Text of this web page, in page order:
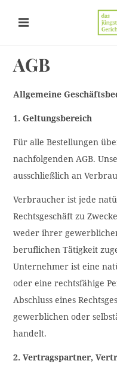
AGB
Allgemeine
1. Geltungsbereich
Für alle Bestellungen
nachfolgenden AGB.
ausschließlich an
Verbraucher ist jede
Rechtsgeschäft zu
weder ihrer
beruflichen Tätigkeit
Unternehmer ist eine
oder eine rechtsfähige
Abschluss eines
gewerblichen oder
handelt.
2. Vertragspartner,